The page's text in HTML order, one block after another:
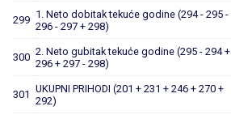
299 1. Neto dobitak tekuće godine (294 - 295 -
296 - 297 + 298)
300 2. Neto gubitak tekuće godine (295 - 294 +
296 + 297 - 298)
301 UKUPNI PRIHODI (201 + 231 + 246 + 270 +
292)